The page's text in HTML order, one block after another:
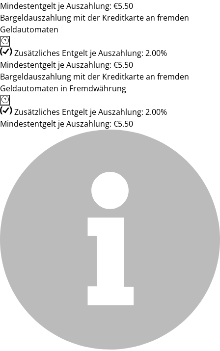
Mindestentgelt je Auszahlung: €5.50
Bargeldauszahlung mit der Kreditkarte an fremden
Geldautomaten
Zusätzliches Entgelt je Auszahlung: 2.00%
Mindestentgelt je Auszahlung: €5.50
Bargeldauszahlung mit der Kreditkarte an fremden
Geldautomaten in Fremdwährung
Zusätzliches Entgelt je Auszahlung: 2.00%
Mindestentgelt je Auszahlung: €5.50